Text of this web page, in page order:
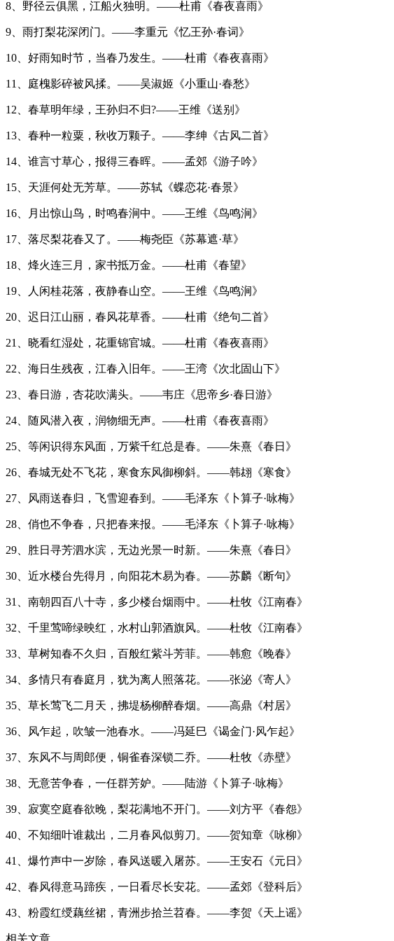
8、野径云俱黑，江船火独明。——杜甫《春夜喜雨》
9、雨打梨花深闭门。——李重元《忆王孙·春词》
10、好雨知时节，当春乃发生。——杜甫《春夜喜雨》
11、庭槐影碎被风揉。——吴淑姬《小重山·春愁》
12、春草明年绿，王孙归不归?——王维《送别》
13、春种一粒粟，秋收万颗子。——李绅《古风二首》
14、谁言寸草心，报得三春晖。——孟郊《游子吟》
15、天涯何处无芳草。——苏轼《蝶恋花·春景》
16、月出惊山鸟，时鸣春涧中。——王维《鸟鸣涧》
17、落尽梨花春又了。——梅尧臣《苏幕遮·草》
18、烽火连三月，家书抵万金。——杜甫《春望》
19、人闲桂花落，夜静春山空。——王维《鸟鸣涧》
20、迟日江山丽，春风花草香。——杜甫《绝句二首》
21、晓看红湿处，花重锦官城。——杜甫《春夜喜雨》
22、海日生残夜，江春入旧年。——王湾《次北固山下》
23、春日游，杏花吹满头。——韦庄《思帝乡·春日游》
24、随风潜入夜，润物细无声。——杜甫《春夜喜雨》
25、等闲识得东风面，万紫千红总是春。——朱熹《春日》
26、春城无处不飞花，寒食东风御柳斜。——韩翃《寒食》
27、风雨送春归，飞雪迎春到。——毛泽东《卜算子·咏梅》
28、俏也不争春，只把春来报。——毛泽东《卜算子·咏梅》
29、胜日寻芳泗水滨，无边光景一时新。——朱熹《春日》
30、近水楼台先得月，向阳花木易为春。——苏麟《断句》
31、南朝四百八十寺，多少楼台烟雨中。——杜牧《江南春》
32、千里莺啼绿映红，水村山郭酒旗风。——杜牧《江南春》
33、草树知春不久归，百般红紫斗芳菲。——韩愈《晚春》
34、多情只有春庭月，犹为离人照落花。——张泌《寄人》
35、草长莺飞二月天，拂堤杨柳醉春烟。——高鼎《村居》
36、风乍起，吹皱一池春水。——冯延巳《谒金门·风乍起》
37、东风不与周郎便，铜雀春深锁二乔。——杜牧《赤壁》
38、无意苦争春，一任群芳妒。——陆游《卜算子·咏梅》
39、寂寞空庭春欲晚，梨花满地不开门。——刘方平《春怨》
40、不知细叶谁裁出，二月春风似剪刀。——贺知章《咏柳》
41、爆竹声中一岁除，春风送暖入屠苏。——王安石《元日》
42、春风得意马蹄疾，一日看尽长安花。——孟郊《登科后》
43、粉霞红绶藕丝裙，青洲步拾兰苕春。——李贺《天上谣》